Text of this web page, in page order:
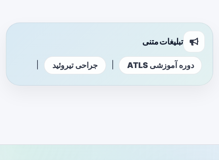
تبلیغات متنی
دوره آموزشی ATLS جراحی تیروئید